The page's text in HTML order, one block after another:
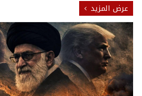
عرض المزيد